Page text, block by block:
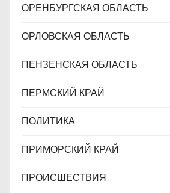
ОРЕНБУРГСКАЯ ОБЛАСТЬ
ОРЛОВСКАЯ ОБЛАСТЬ
ПЕНЗЕНСКАЯ ОБЛАСТЬ
ПЕРМСКИЙ КРАЙ
ПОЛИТИКА
ПРИМОРСКИЙ КРАЙ
ПРОИСШЕСТВИЯ